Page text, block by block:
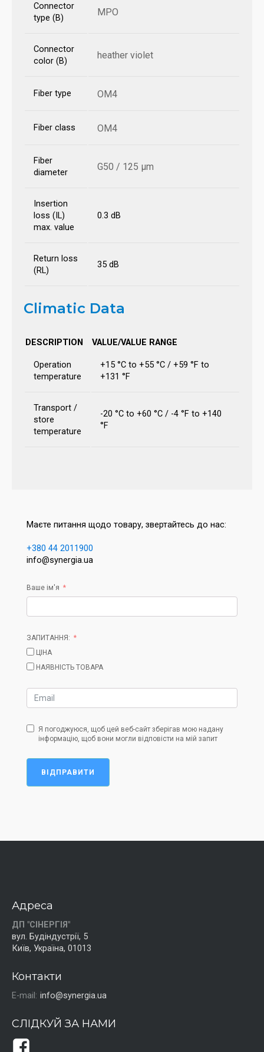
Connector
type (B)
MPO
Connector
color (B)
heather violet
Fiber type OM4
Fiber class OM4
Fiber
diameter
G50 / 125 µm
Insertion
loss (IL)
max. value
0.3 dB
Return loss
(RL)
35 dB
Climatic Data
DESCRIPTION VALUE/VALUE RANGE
Operation
temperature
+15 °C to +55 °C / +59 °F to
+131 °F
Transport /
store
temperature
-20 °C to +60 °C / -4 °F to +140
°F
Маєте питання щодо товару, звертайтесь до нас:
+380 44 2011900
info@synergia.ua
Ваше ім'я
ЗАПИТАННЯ:
ЦІНА
НАЯВНІСТЬ ТОВАРА
Я погоджуюся, щоб цей веб-сайт зберігав мою надану
інформацію, щоб вони могли відповісти на мій запит
ВІДПРАВИТИ
Адреса
ДП "СІНЕРГІЯ"
вул. Будіндустрії, 5
Київ, Україна, 01013
Контакти
E-mail: info@synergia.ua
СЛІДКУЙ ЗА НАМИ